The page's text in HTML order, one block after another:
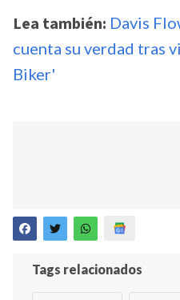
Lea también: Davis
cuenta su verdad tras
Biker'
Tags relacionados